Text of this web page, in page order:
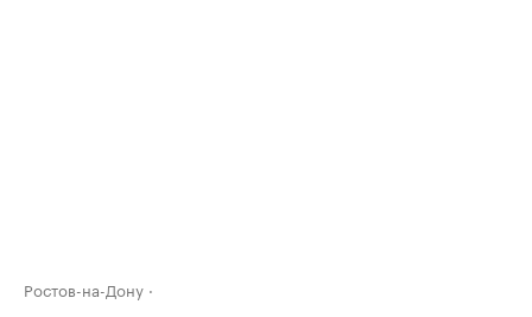
Ростов-на-Дону